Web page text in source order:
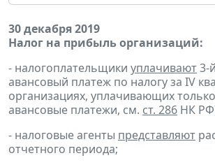
30 декабря 2019
Налог на прибыль организаций:
- налогоплательщики уплачивают3-
авансовый платеж по налогу за IV
организациях, уплачивающих
авансовые платежи, см. ст. 286 НК
- налоговые агенты представляют
отчетного периода;